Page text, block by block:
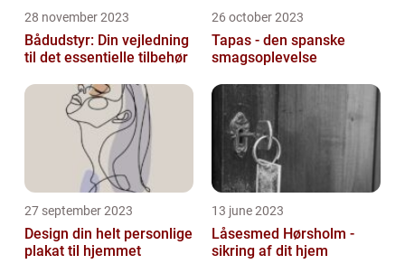
28 november 2023
Bådudstyr: Din vejledning
til det essentielle tilbehør
26 october 2023
Tapas - den spanske
smagsoplevelse
27 september 2023
Design din helt personlige
plakat til hjemmet
13 june 2023
Låsesmed Hørsholm -
sikring af dit hjem